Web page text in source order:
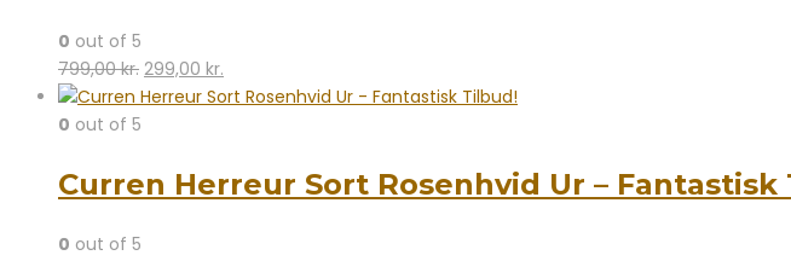
0 out of 5
799,00kr. Den
oprindelige
799,00 kr..
299,00 kr.
aktuelle
299,00 kr..
0 out of 5
Curren Herreur Sort Rosenhvid Ur – Fantastisk
0 out of 5